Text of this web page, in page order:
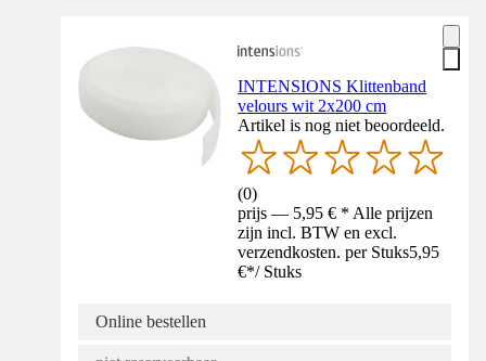
INTENSIONS Klittenband
velours wit 2x200 cm
Artikel is nog niet beoordeeld.
(0)
prijs — 5,95 € * Alle prijzen
zijn incl. BTW en excl.
verzendkosten. per Stuks5,95
€*/ Stuks
Online bestellen